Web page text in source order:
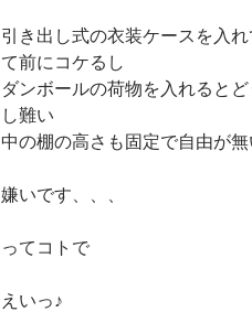
引き出し式の衣装ケースを入
て前にコケるし
ダンボールの荷物を入れると
し難い
中の棚の高さも固定で自由が無
嫌いです、、、
ってコトで
えいっ♪